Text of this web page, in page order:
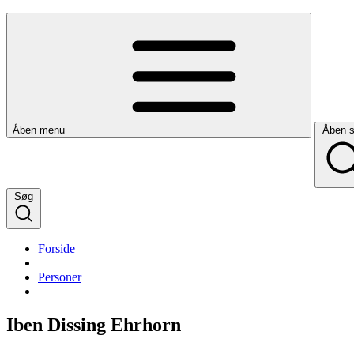
Åben menu Åben
Søg
Forside
Personer
Iben Dissing Ehrhorn